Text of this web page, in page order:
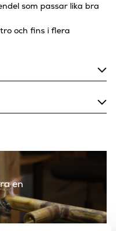
som passar lika bra
och fins i flera
Ja
1320
IP44
12W LED
en